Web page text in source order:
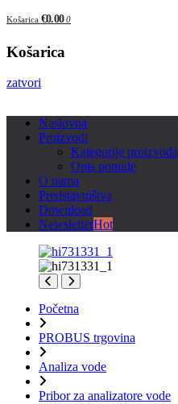
Košarica €0.00 0
Košarica
zatvori
Naslovna
Proizvodi
Kategorije proizvoda
Opis ponude
O nama
Predstavništva
Download
NewsletterHot
Početna
PROBUS trgovina
Analiza vode
Pribor za analizatore vode